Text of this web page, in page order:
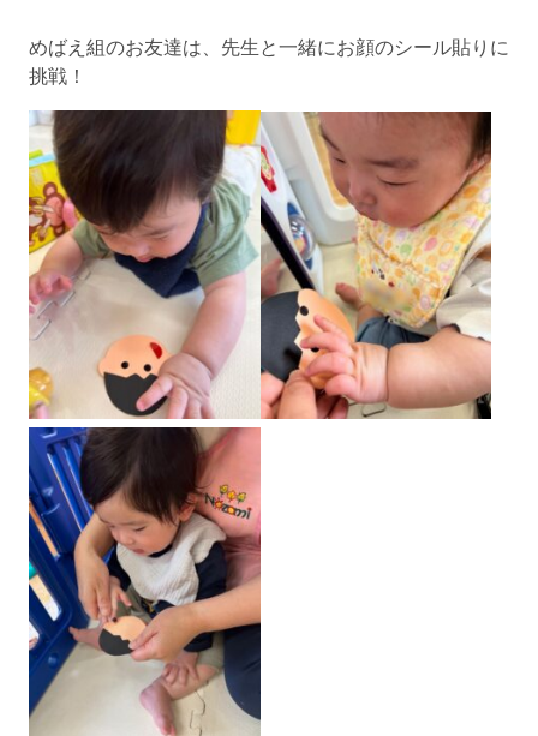
めばえ組のお友達は、先生と一緒にお顔のシール貼りに
挑戦！